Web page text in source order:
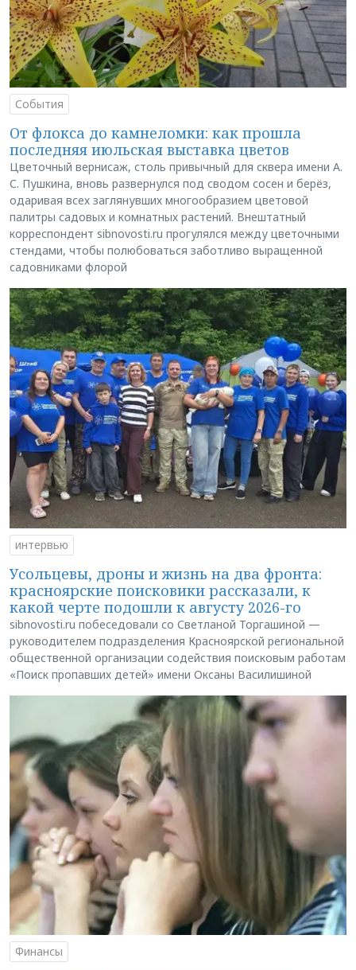
События
От флокса до камнеломки: как прошла
последняя июльская выставка цветов
Цветочный вернисаж, столь привычный для сквера имени А.
С. Пушкина, вновь развернулся под сводом сосен и берёз,
одаривая всех заглянувших многообразием цветовой
палитры садовых и комнатных растений. Внештатный
корреспондент sibnovosti.ru прогулялся между цветочными
стендами, чтобы полюбоваться заботливо выращенной
садовниками флорой
интервью
Усольцевы, дроны и жизнь на два фронта:
красноярские поисковики рассказали, к
какой черте подошли к августу 2026-го
sibnovosti.ru побеседовали со Светланой Торгашиной —
руководителем подразделения Красноярской региональной
общественной организации содействия поисковым работам
«Поиск пропавших детей» имени Оксаны Василишиной
Финансы